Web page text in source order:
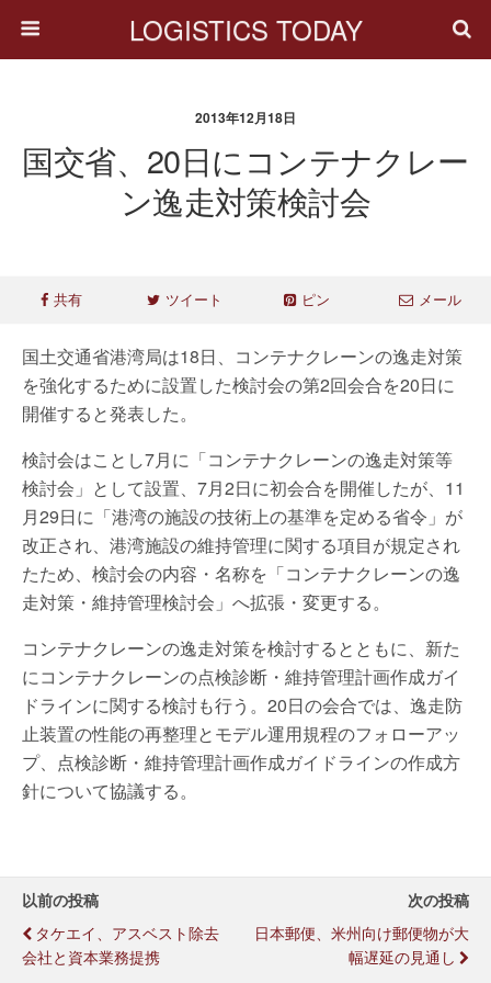
LOGISTICS TODAY
2013年12月18日
国交省、20日にコンテナクレー
ン逸走対策検討会
共有 ツイート ピン メール
国土交通省港湾局は18日、コンテナクレーンの逸走対策
を強化するために設置した検討会の第2回会合を20日に
開催すると発表した。
検討会はことし7月に「コンテナクレーンの逸走対策等
検討会」として設置、7月2日に初会合を開催したが、11
月29日に「港湾の施設の技術上の基準を定める省令」が
改正され、港湾施設の維持管理に関する項目が規定され
たため、検討会の内容・名称を「コンテナクレーンの逸
走対策・維持管理検討会」へ拡張・変更する。
コンテナクレーンの逸走対策を検討するとともに、新た
にコンテナクレーンの点検診断・維持管理計画作成ガイ
ドラインに関する検討も行う。20日の会合では、逸走防
止装置の性能の再整理とモデル運用規程のフォローアッ
プ、点検診断・維持管理計画作成ガイドラインの作成方
針について協議する。
以前の投稿
タケエイ、アスベスト除去
会社と資本業務提携
次の投稿
日本郵便、米州向け郵便物が大
幅遅延の見通し